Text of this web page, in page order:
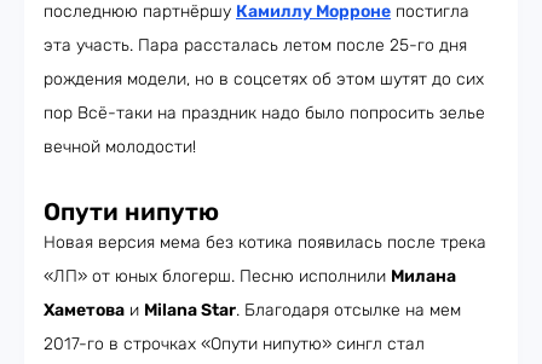
последнюю партнёршу Камиллу Морроне постигла
эта участь. Пара рассталась летом после 25-го дня
рождения модели, но в соцсетях об этом шутят до сих
пор Всё-таки на праздник надо было попросить зелье
вечной молодости!
Опути нипутю
Новая версия мема без котика появилась после трека
«ЛП» от юных блогерш. Песню исполнили Милана
Хаметова и Milana Star. Благодаря отсылке на мем
2017-го в строчках «Опути нипутю» сингл стал